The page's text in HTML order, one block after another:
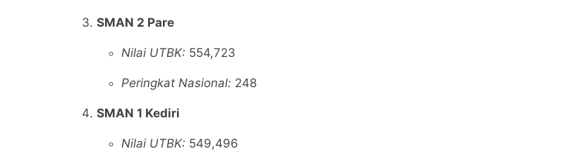
SMAN 2 Pare
Nilai UTBK: 554,723
Peringkat Nasional: 248
SMAN 1 Kediri
Nilai UTBK: 549,496